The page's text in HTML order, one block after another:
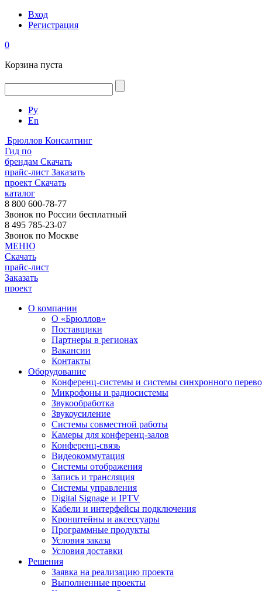
Вход
Регистрация
0
Корзина пуста
Ру
En
Брюллов Консалтинг
Гид по
брендам Скачать
прайс-лист Заказать
проект Скачать
каталог
8 800 600-78-77
Звонок по России бесплатный
8 495 785-23-07
Звонок по Москве
МЕНЮ
Скачать
прайс-лист
Заказать
проект
О компании
О «Брюллов»
Поставщики
Партнеры в регионах
Вакансии
Контакты
Оборудование
Конференц-системы и системы синхронного
Микрофоны и радиосистемы
Звукообработка
Звукоусиление
Системы совместной работы
Камеры для конференц-залов
Конференц-связь
Видеокоммутация
Системы отображения
Запись и трансляция
Системы управления
Digital Signage и IPTV
Кабели и интерфейсы подключения
Кронштейны и аксессуары
Программные продукты
Условия заказа
Условия доставки
Решения
Заявка на реализацию проекта
Выполненные проекты